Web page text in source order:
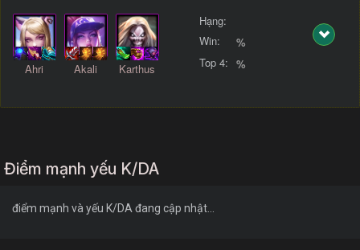
Ahri Akali Karthus
Hạng:
Win:
%
Top 4: %
Điểm mạnh yếu K/DA
điểm mạnh và yếu K/DA đang cập nhật...